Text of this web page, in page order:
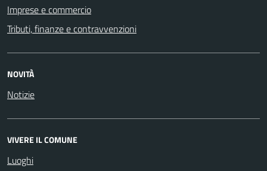
Imprese e commercio
Tributi, finanze e contravvenzioni
NOVITÀ
Notizie
VIVERE IL COMUNE
Luoghi